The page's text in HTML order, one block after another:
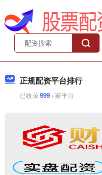
正规配资平台排行
已收录999+家平台